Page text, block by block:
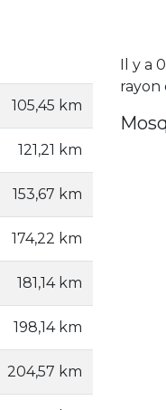
105,45 km
121,21 km
153,67 km
174,22 km
181,14 km
198,14 km
204,57 km
Il y a 0
rayon